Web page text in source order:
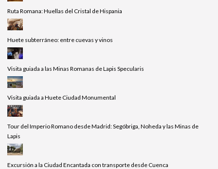
Ruta Romana: Huellas del Cristal de Hispania
Huete subterráneo: entre cuevas y vinos
Visita guiada a las Minas Romanas de Lapis Specularis
Visita guiada a Huete Ciudad Monumental
Tour del Imperio Romano desde Madrid: Segóbriga, Noheda y las Minas de
Lapis
Excursión a la Ciudad Encantada con transporte desde Cuenca